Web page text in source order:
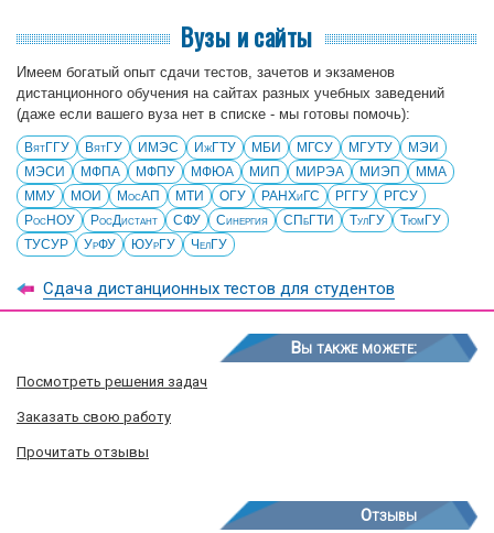
Вузы и сайты
Имеем богатый опыт сдачи тестов, зачетов и экзаменов
дистанционного обучения на сайтах разных учебных заведений
(даже если вашего вуза нет в списке - мы готовы помочь):
ВятГГУ ВятГУ ИМЭС ИжГТУ МБИ МГСУ МГУТУ
МЭИ
МЭСИ
МФПА МФПУ МФЮА МИП МИРЭА МИЭП
ММА
ММУ
МОИ МосАП МТИ ОГУ РАНХиГС РГГУ
РГСУ
РосНОУ
РосДистант СФУ Синергия СПбГТИ ТулГУ
ТюмГУ
ТУСУР
УрФУ ЮУрГУ ЧелГУ
Сдача дистанционных тестов для студентов
Вы также можете:
Посмотреть решения задач
Заказать свою работу
Прочитать отзывы
Отзывы